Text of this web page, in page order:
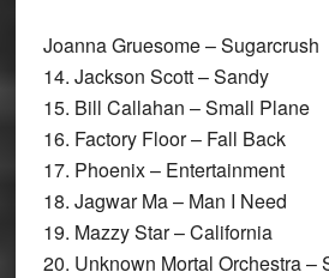
Joanna Gruesome – Sugarcrush
14. Jackson Scott – Sandy
15. Bill Callahan – Small Plane
16. Factory Floor – Fall Back
17. Phoenix – Entertainment
18. Jagwar Ma – Man I Need
19. Mazzy Star – California
20. Unknown Mortal Orchestra –